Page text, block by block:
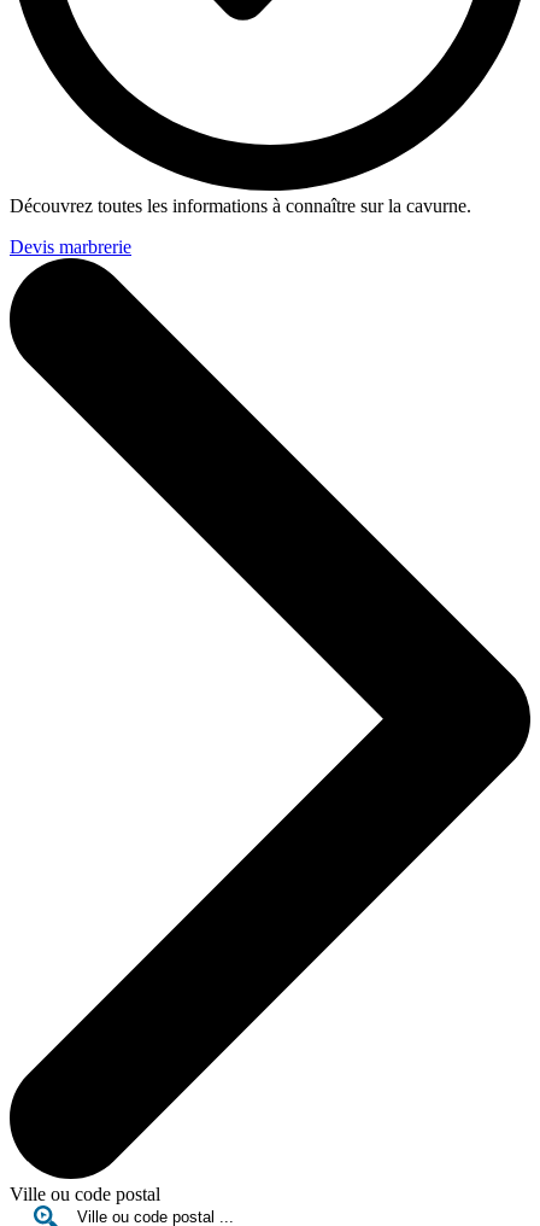
Découvrez toutes les informations à connaître sur la cavurne.
Devis marbrerie
Ville ou code postal